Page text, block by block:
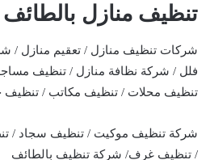
تنظيف منازل بالطائف
شركات تنظيف منازل / تعقيم منازل
فلل / شركة نظافة منازل / تنظيف
تنظيف محلات / تنظيف مكاتب / تنظيف
شركة تنظيف موكيت / تنظيف سجاد /
/ تنظيف غرف/ شركة تنظيف بالطائف